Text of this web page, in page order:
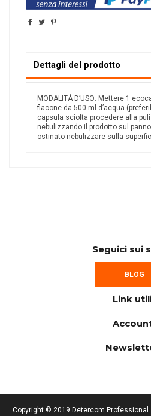
Dettagli del prodotto
MODALITÀ D’USO: Mettere 1
flacone da 500 ml d’acqua
capsula sciolta procedere alla
nebulizzando il prodotto sul
ostinato nebulizzare sulla
Seguici sui
BLOG
Link
Copyright © 2019 Detercom Professional